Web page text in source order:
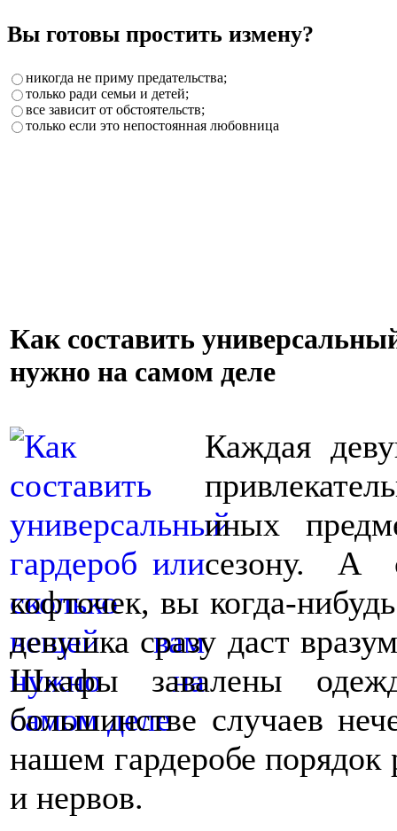
Вы готовы простить измену?
никогда не приму предательства;
только ради семьи и детей;
все зависит от обстоятельств;
только если это непостоянная любовница
Как составить
нужно на самом деле
Каждая
иных
сезону. А
кофточек, вы когда-
девушка сразу даст
Шкафы завалены
большинстве случаев
нашем гардеробе порядок
и нервов.